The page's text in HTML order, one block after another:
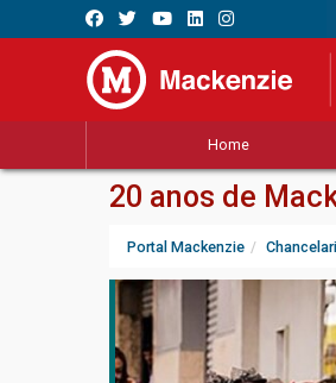
Home
20 anos de
Portal Mackenzie